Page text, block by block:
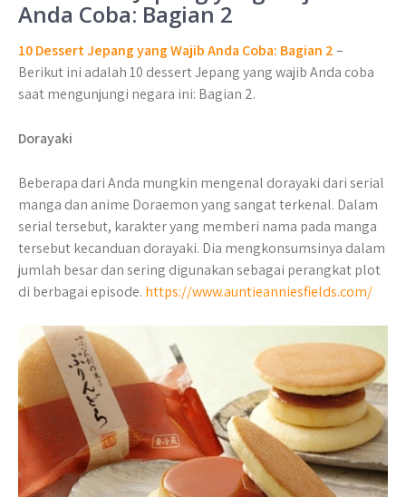
Anda Coba: Bagian 2
10 Dessert Jepang yang Wajib Anda Coba: Bagian 2–
Berikut ini adalah 10 dessert Jepang yang wajib Anda coba
saat mengunjungi negara ini: Bagian 2.
Dorayaki
Beberapa dari Anda mungkin mengenal dorayaki dari serial
manga dan anime Doraemon yang sangat terkenal. Dalam
serial tersebut, karakter yang memberi nama pada manga
tersebut kecanduan dorayaki. Dia mengkonsumsinya dalam
jumlah besar dan sering digunakan sebagai perangkat plot
di berbagai episode. https://www.auntieanniesfields.com/